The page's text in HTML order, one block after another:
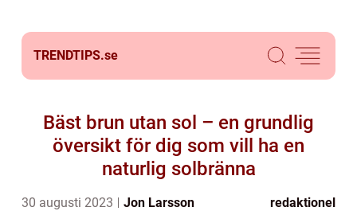
TRENDTIPS.se
Bäst brun utan sol – en grundlig
översikt för dig som vill ha en
naturlig solbränna
30 augusti 2023 Jon Larsson redaktionel